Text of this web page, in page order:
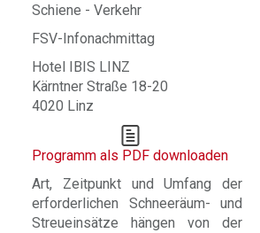
Schiene - Verkehr
FSV-Infonachmittag
Hotel IBIS LINZ
Kärntner Straße 18-20
4020 Linz
Programm als PDF downloaden
Art, Zeitpunkt und Umfang der
erforderlichen Schneeräum- und
Streueinsätze hängen von der